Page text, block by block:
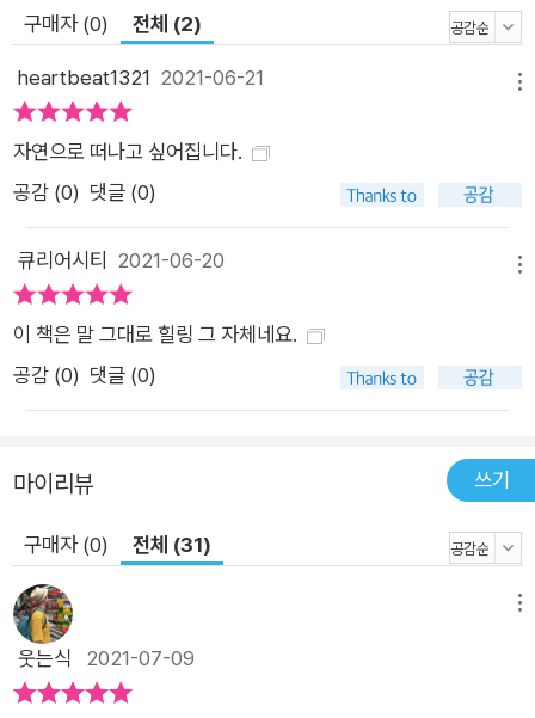
대자연에 비하면 인간은 작은 존재이지만, 아빠와 아이 사이의 유
대와 사랑은 결코 크기를 가늠할 수 없을 정도로 값지다. 『하이
킹』 속 산행을 따라가다 보면 새로운 추억이 만들어지고 유대감
이 점차 쌓여 가는 과정을 모두 지켜볼 수 있다. 집으로 돌아온 그
별한 하루가 주는 감동과 사랑스러움에 절로 미소 짓게 된다. 우
때문만은 아닐 것이다. 자연에서 얻는 위안과 치유뿐 아니라, 함
장 좋은 방식이기 때문일 것이다. 이것이 바로 코로나19 팬데믹
으로 인해 재발견된 캠핑과 하이킹의 진정한 가치이다.
구매자 (0) 전체 (2)
heartbeat1321 2021-06-21
자연으로 떠나고 싶어집니다.
공감 (0) 댓글 (0)
큐리어시티 2021-06-20
이 책은 말 그대로 힐링 그 자체네요.
공감 (0) 댓글 (0)
마이리뷰 쓰기
구매자 (0) 전체 (31)
웃는식 2021-07-09